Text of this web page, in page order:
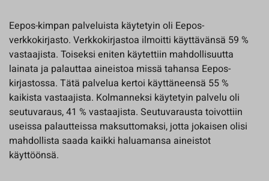
Eepos-kimpan palveluista käytetyin oli Eepos-
verkkokirjasto. Verkkokirjastoa ilmoitti käyttävänsä 59 %
vastaajista. Toiseksi eniten käytettiin mahdollisuutta
lainata ja palauttaa aineistoa missä tahansa Eepos-
kirjastossa. Tätä palvelua kertoi käyttäneensä 55 %
kaikista vastaajista. Kolmanneksi käytetyin palvelu oli
seutuvaraus, 41 % vastaajista. Seutuvarausta toivottiin
useissa palautteissa maksuttomaksi, jotta jokaisen olisi
mahdollista saada kaikki haluamansa aineistot
käyttöönsä.